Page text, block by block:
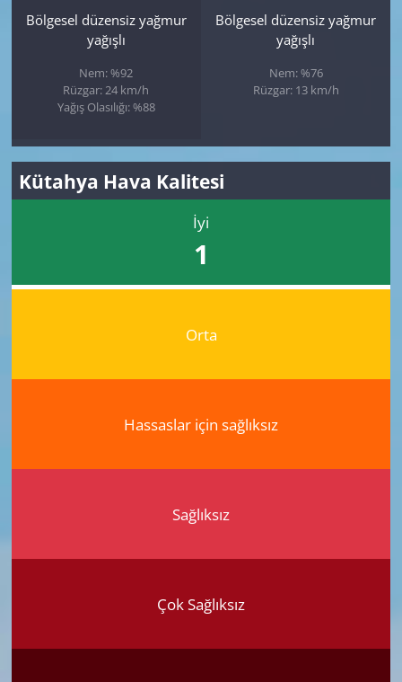
Bölgesel düzensiz yağmur
yağışlı
Nem: %92
Rüzgar: 24 km/h
Yağış Olasılığı: %88
Bölgesel düzensiz yağmur
yağışlı
Nem: %76
Rüzgar: 13 km/h
Kütahya Hava Kalitesi
İyi
1
Orta
Hassaslar için sağlıksız
Sağlıksız
Çok Sağlıksız